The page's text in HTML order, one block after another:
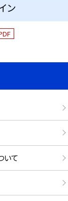
ン
いて